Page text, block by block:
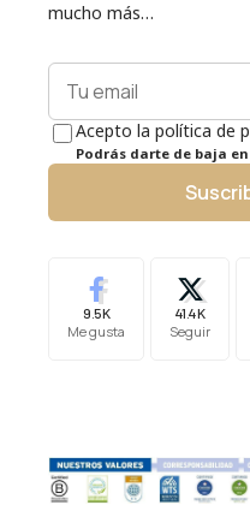
mucho más…
Acepto la política de
Podrás darte de baja
9.5K
Me gusta
41.4K
Seguir